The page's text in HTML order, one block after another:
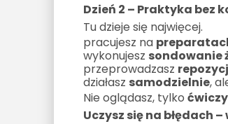
Dzień 2 – Praktyka bez
Tu dzieje się najwięcej.
pracujesz na
wykonujesz sondowanie
przeprowadzasz
działasz samodzielnie,
Nie oglądasz, tylko
Uczysz się na błędach